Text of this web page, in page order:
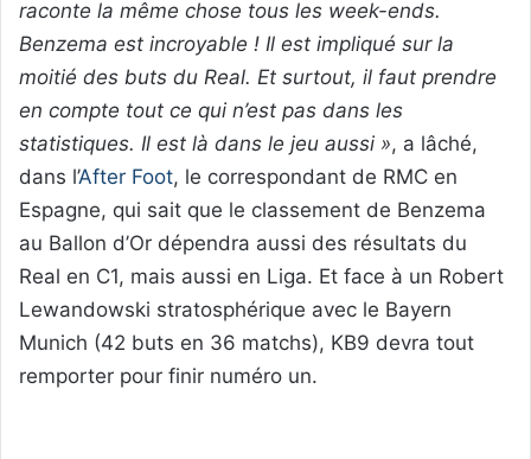
raconte la même chose tous les week-ends.
Benzema est incroyable ! Il est impliqué sur la
moitié des buts du Real. Et surtout, il faut prendre
en compte tout ce qui n’est pas dans les
statistiques. Il est là dans le jeu aussi », a lâché,
dans l’After Foot, le correspondant de RMC en
Espagne, qui sait que le classement de Benzema
au Ballon d’Or dépendra aussi des résultats du
Real en C1, mais aussi en Liga. Et face à un Robert
Lewandowski stratosphérique avec le Bayern
Munich (42 buts en 36 matchs), KB9 devra tout
remporter pour finir numéro un.